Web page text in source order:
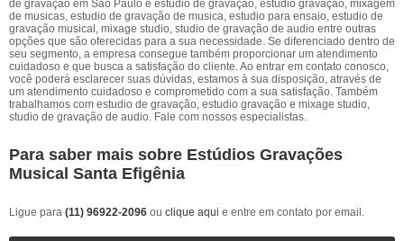
de gravação em São Paulo e estudio de gravação, estudio gravação, mixagem
de musicas, estudio de gravação de musica, estudio para ensaio, estudio de
gravação musical, mixage studio, studio de gravação de audio entre outras
opções que são oferecidas para a sua necessidade. Se diferenciado dentro de
seu segmento, a empresa consegue também proporcionar um atendimento
cuidadoso e que busca a satisfação do cliente. Ao entrar em contato conosco,
você poderá esclarecer suas dúvidas, estamos à sua disposição, através de
um atendimento cuidadoso e comprometido com a sua satisfação. Também
trabalhamos com estudio de gravação, estudio gravação e mixage studio,
studio de gravação de audio. Fale com nossos especialistas.
Para saber mais sobre Estúdios Gravações
Musical Santa Efigênia
Ligue para (11) 96922-2096 ou clique aqui e entre em contato por email.